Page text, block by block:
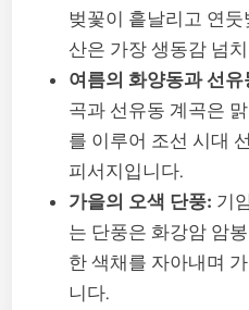
벚꽃이 흩날리고 연
산은 가장 생동감 넘
여름의 화양동과 선유
곡과 선유동 계곡은
를 이루어 조선 시대
피서지입니다.
가을의 오색 단풍: 기
는 단풍은 화강암 암
한 색채를 자아내며
니다.